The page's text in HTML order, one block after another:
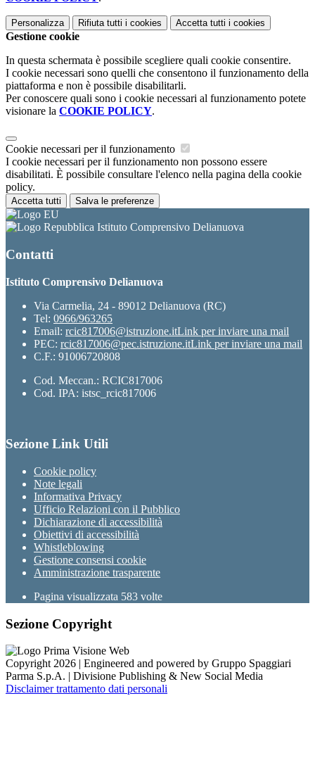
Personalizza Rifiuta tutti i cookies Accetta tutti i cookies
Gestione cookie
In questa schermata è possibile scegliere quali cookie consentire.
I cookie necessari sono quelli che consentono il funzionamento della
piattaforma e non è possibile disabilitarli.
Per conoscere quali sono i cookie necessari al funzionamento potete
visionare la COOKIE POLICY.
Cookie necessari per il funzionamento
I cookie necessari per il funzionamento non possono essere
disabilitati. È possibile consultare l'elenco nella pagina della cookie
policy.
Accetta tutti Salva le preferenze
Istituto Comprensivo Delianuova
Contatti
Istituto Comprensivo Delianuova
Via Carmelia, 24 - 89012 Delianuova (RC)
Tel: 0966/963265
Email: rcic817006@istruzione.itLink per inviare una mail
PEC: rcic817006@pec.istruzione.itLink per inviare una mail
C.F.: 91006720808
Cod. Meccan.: RCIC817006
Cod. IPA: istsc_rcic817006
Sezione Link Utili
Cookie policy
Note legali
Informativa Privacy
Ufficio Relazioni con il Pubblico
Dichiarazione di accessibilità
Obiettivi di accessibilità
Whistleblowing
Gestione consensi cookie
Amministrazione trasparente
Pagina visualizzata 583 volte
Sezione Copyright
Copyright 2026 | Engineered and powered by Gruppo Spaggiari
Parma S.p.A. | Divisione Publishing & New Social Media
Disclaimer trattamento dati personali